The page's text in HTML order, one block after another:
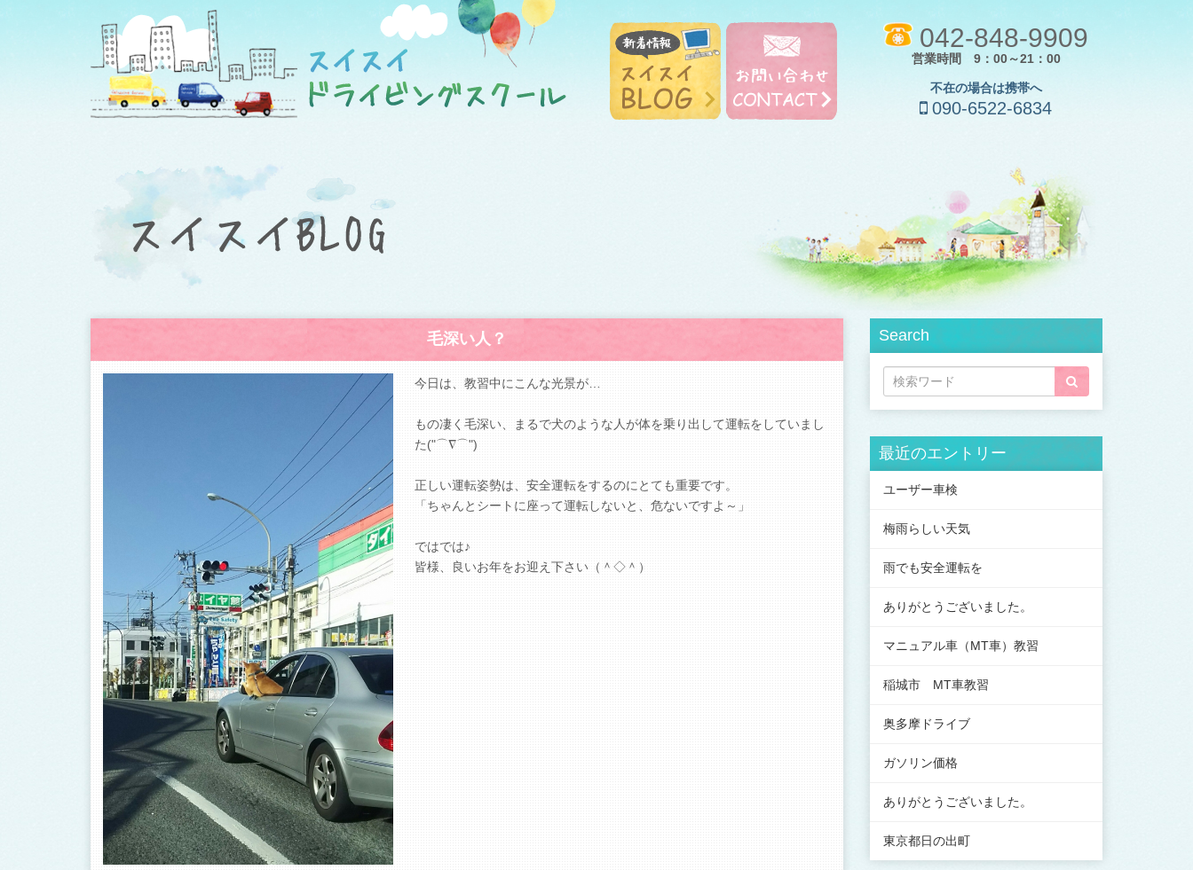
042-848-9909
営業時間 9：00～21：00
不在の場合は携帯へ
090-6522-6834
毛深い人？
今日は、教習中にこんな光景が…
もの凄く毛深い、まるで犬のような人が体を乗り出して運転をしていまし
た("⌒∇⌒")
正しい運転姿勢は、安全運転をするのにとても重要です。
「ちゃんとシートに座って運転しないと、危ないですよ～」
ではでは♪
皆様、良いお年をお迎え下さい（＾◇＾）
Search
最近のエントリー
ユーザー車検
梅雨らしい天気
雨でも安全運転を
ありがとうございました。
マニュアル車（MT車）教習
稲城市 MT車教習
奥多摩ドライブ
ガソリン価格
ありがとうございました。
東京都日の出町